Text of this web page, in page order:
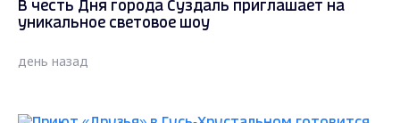
В честь Дня города Суздаль приглашает на
уникальное световое шоу
день назад